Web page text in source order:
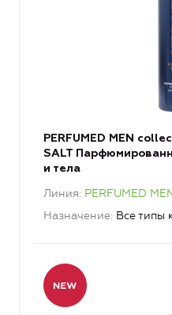
PERFUMED MEN
SALT
и тела
Линия PERFUMED
Назначение Все типы